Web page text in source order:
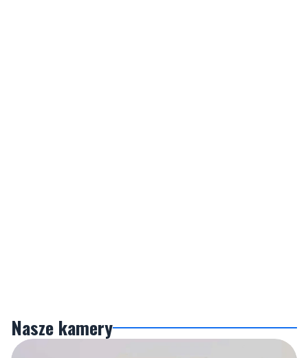
Nasze kamery